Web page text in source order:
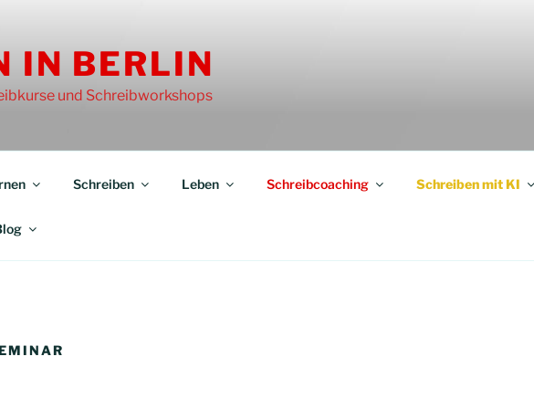
IN BERLIN
und Schreibworkshops
Schreiben Leben Schreibcoaching Schreiben mit KI